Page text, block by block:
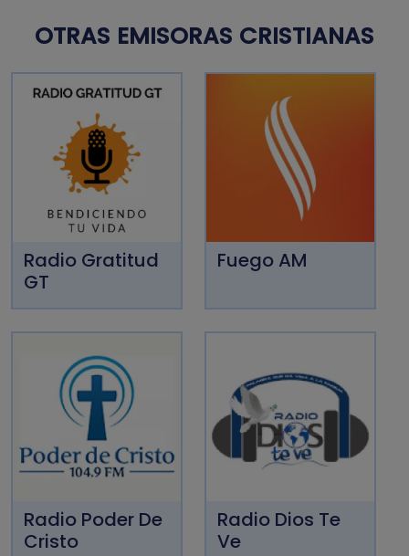
OTRAS EMISORAS CRISTIANAS
Radio Gratitud
GT
Fuego AM
Radio Poder De
Cristo
Radio Dios Te
Ve